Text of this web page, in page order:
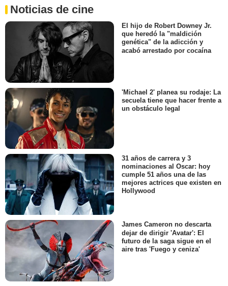
Noticias de cine
El hijo de Robert Downey Jr.
que heredó la "maldición
genética" de la adicción y
acabó arrestado por cocaína
'Michael 2' planea su rodaje: La
secuela tiene que hacer frente a
un obstáculo legal
31 años de carrera y 3
nominaciones al Oscar: hoy
cumple 51 años una de las
mejores actrices que existen en
Hollywood
James Cameron no descarta
dejar de dirigir 'Avatar': El
futuro de la saga sigue en el
aire tras 'Fuego y ceniza'